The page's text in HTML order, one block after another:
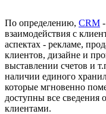
По определению, CRM
взаимодействия с
аспектах - рекламе,
клиентов, дизайне и
выставлении счетов и
наличии единого
которые мгновенно
доступны все сведения
клиентами.